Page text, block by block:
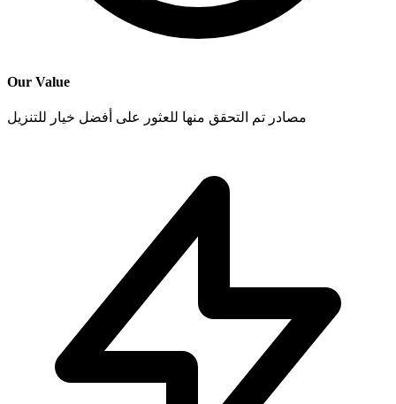
Our Value
مصادر تم التحقق منها للعثور على أفضل خيار للتنزيل